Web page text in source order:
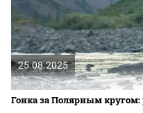
25.08.2025
Гонка за Полярным кругом: